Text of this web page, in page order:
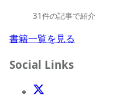
31件の記事で紹介
書籍一覧を見る
Social Links
X(Twitter)